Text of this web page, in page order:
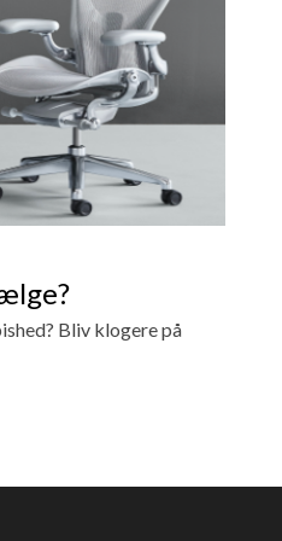
Bliv klogere på